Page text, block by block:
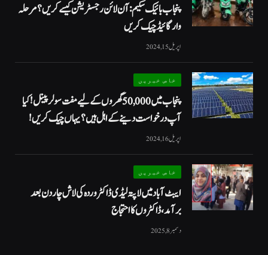
پنجاب بائیک سکیم: آن لائن رجسٹریشن کیسے کریں؟ مرحلہ
وار گائیڈ چیک کریں
اپریل 15, 2024
خاص خبریں
پنجاب میں 50,000 گھروں کے لیے مفت سولر پینل! کیا
آپ درخواست دینے کے اہل ہیں؟ یہاں چیک کریں!
اپریل 16, 2024
خاص خبریں
ایبٹ آباد میں لاپتہ لیڈی ڈاکٹر وردہ کی لاش چار دن بعد
برآمد، ڈاکٹروں کا احتجاج
دسمبر 8, 2025